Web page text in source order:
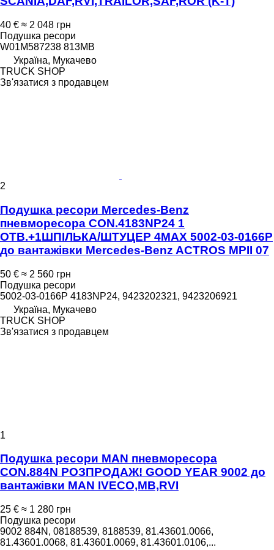
40 € ≈ 2 048 грн
Подушка ресори
W01M587238 813MB
Україна, Мукачево
TRUCK SHOP
Зв'язатися з продавцем
2
Подушка ресори Mercedes-Benz
пневморесора CON.4183NP24 1
ОТВ.+1ШПІЛЬКА/ШТУЦЕР 4MAX 5002-03-0166P
до вантажівки Mercedes-Benz ACTROS MPII 07
50 € ≈ 2 560 грн
Подушка ресори
5002-03-0166P 4183NP24, 9423202321, 9423206921
Україна, Мукачево
TRUCK SHOP
Зв'язатися з продавцем
1
Подушка ресори MAN пневморесора
CON.884N РОЗПРОДАЖ! GOOD YEAR 9002 до
вантажівки MAN IVECO,MB,RVI
25 € ≈ 1 280 грн
Подушка ресори
9002 884N, 08188539, 8188539, 81.43601.0066,
81.43601.0068, 81.43601.0069, 81.43601.0106,...